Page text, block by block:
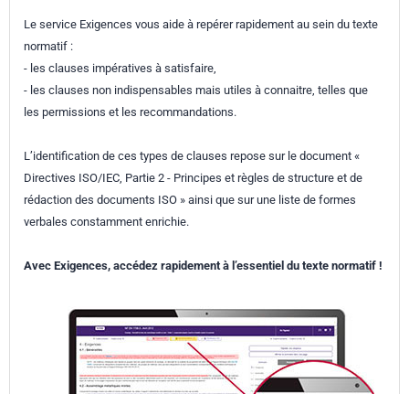
Le service Exigences vous aide à repérer rapidement au sein du texte
normatif :
- les clauses impératives à satisfaire,
- les clauses non indispensables mais utiles à connaitre, telles que
les permissions et les recommandations.
L’identification de ces types de clauses repose sur le document «
Directives ISO/IEC, Partie 2 - Principes et règles de structure et de
rédaction des documents ISO » ainsi que sur une liste de formes
verbales constamment enrichie.
Avec Exigences, accédez rapidement à l’essentiel du texte normatif !